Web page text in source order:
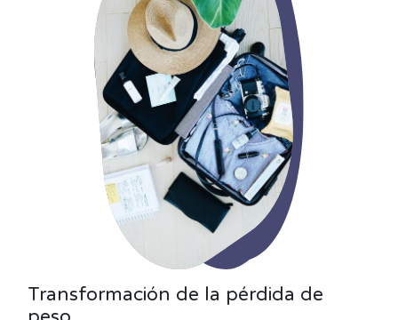
Transformación de la pérdida de